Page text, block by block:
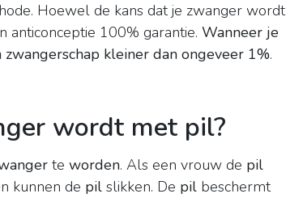
Hoewel de kans dat je zwanger wordt
anticonceptie 100% garantie. Wanneer je
kleiner dan ongeveer 1%.
wordt met pil?
te worden. Als een vrouw de pil
kunnen de pil slikken. De pil beschermt